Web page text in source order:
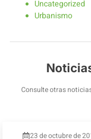
Uncategorized
Urbanismo
Consulte otras
23 de octubre de